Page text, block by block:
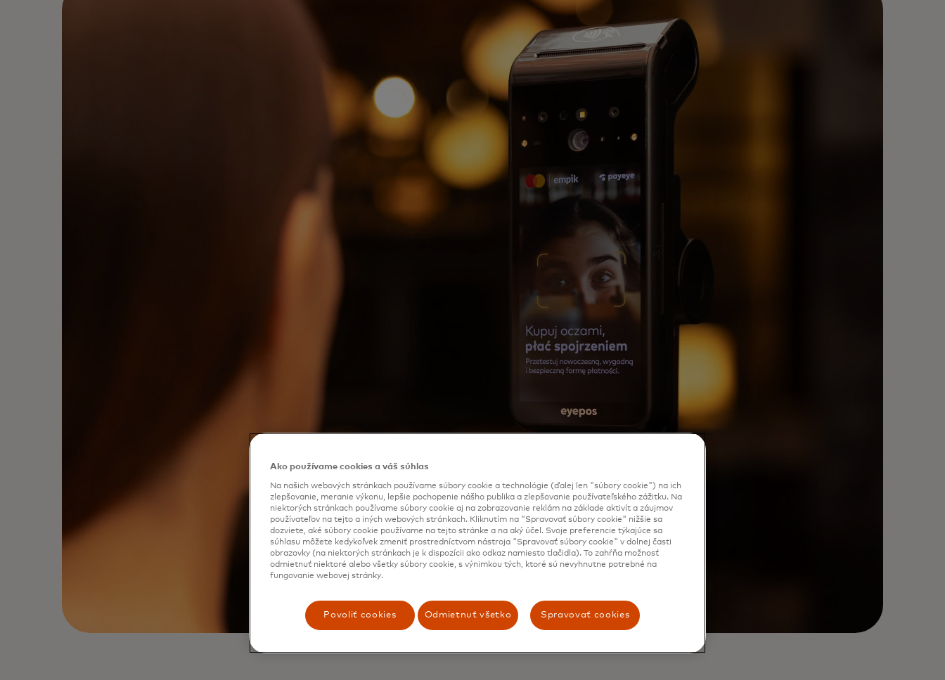
Ako používame cookies a váš súhlas
Na našich webových stránkach používame súbory cookie a technológie (ďalej len "súbory cookie") na ich
zlepšovanie, meranie výkonu, lepšie pochopenie nášho publika a zlepšovanie používateľského zážitku. Na
niektorých stránkach používame súbory cookie aj na zobrazovanie reklám na základe aktivít a záujmov
používateľov na tejto a iných webových stránkach. Kliknutím na "Spravovať súbory cookie" nižšie sa
dozviete, aké súbory cookie používame na tejto stránke a na aký účel. Svoje preferencie týkajúce sa
súhlasu môžete kedykoľvek zmeniť prostredníctvom nástroja "Spravovať súbory cookie" v dolnej časti
obrazovky (na niektorých stránkach je k dispozícii ako odkaz namiesto tlačidla). To zahŕňa možnosť
odmietnuť niektoré alebo všetky súbory cookie, s výnimkou tých, ktoré sú nevyhnutne potrebné na
fungovanie webovej stránky.
Povoliť cookies Odmietnuť všetko Spravovať cookies